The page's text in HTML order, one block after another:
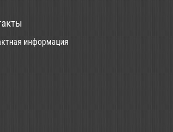
информация